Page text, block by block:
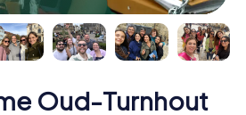
Oud-Turnhout